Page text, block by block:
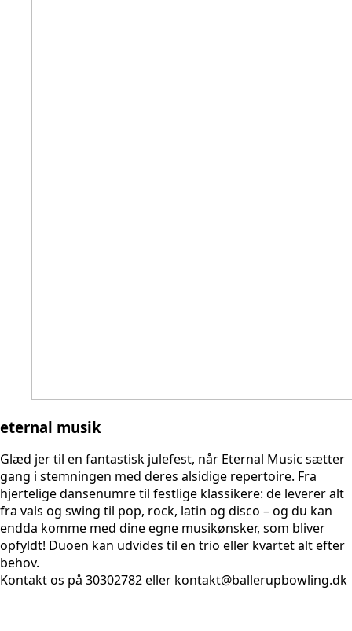
eternal musik
Glæd jer til en fantastisk julefest, når Eternal Music sætter
gang i stemningen med deres alsidige repertoire. Fra
hjertelige dansenumre til festlige klassikere: de leverer alt
fra vals og swing til pop, rock, latin og disco – og du kan
endda komme med dine egne musikønsker, som bliver
opfyldt! Duoen kan udvides til en trio eller kvartet alt efter
behov.
Kontakt os på 30302782 eller kontakt@ballerupbowling.dk